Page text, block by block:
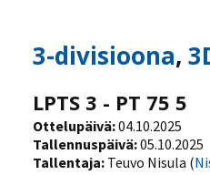
3-divisioona,
LPTS 3 - PT 75 5
Ottelupäivä:04.10.2025
Tallennuspäivä:05.10.2025
Tallentaja: Teuvo Nisula (